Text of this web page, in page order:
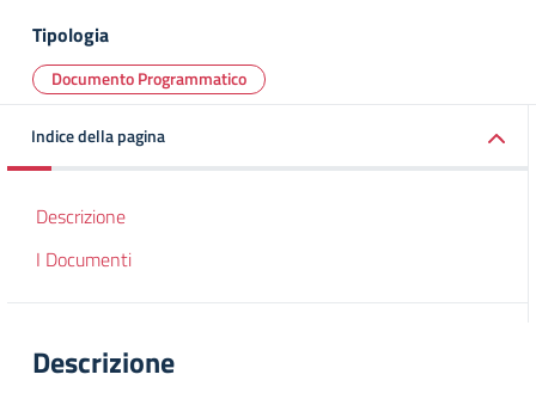
Tipologia
Documento Programmatico
Indice della pagina
Descrizione
I Documenti
Descrizione